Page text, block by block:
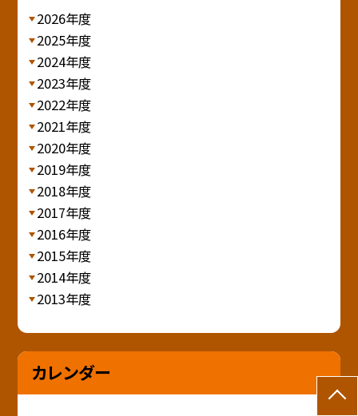
2026年度
2025年度
2024年度
2023年度
2022年度
2021年度
2020年度
2019年度
2018年度
2017年度
2016年度
2015年度
2014年度
2013年度
カレンダー